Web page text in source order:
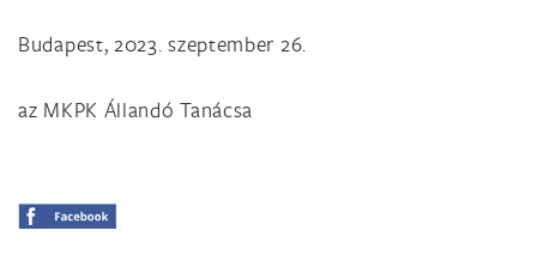
Budapest, 2023. szeptember 26.
az MKPK Állandó Tanácsa